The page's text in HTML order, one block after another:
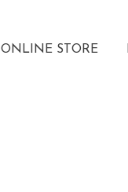
ONLINE STORE